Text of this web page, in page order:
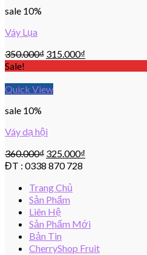
sale 10%
Váy Lụa
350.000₫ 315.000₫
Sale!
Quick View
sale 10%
Váy dạ hội
360.000₫ 325.000₫
ĐT : 0338 870 728
Trang Chủ
Sản Phẩm
Liên Hệ
Sản Phẩm Mới
Bản Tin
CherryShop Fruit